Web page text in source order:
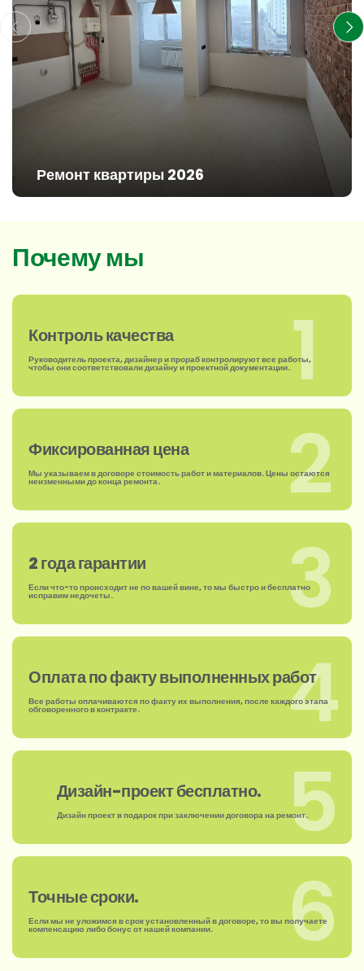
Ремонт квартиры 2026
Почему мы
1
Контроль качества
Руководитель проекта, дизайнер и прораб контролируют все работы,
чтобы они соответствовали дизайну и проектной документации.
2
Фиксированная цена
Мы указываем в договоре стоимость работ и материалов. Цены остаются
неизменными до конца ремонта.
3
2 года гарантии
Если что-то происходит не по вашей вине, то мы быстро и бесплатно
исправим недочеты.
4
Оплата по факту выполненных работ
Все работы оплачиваются по факту их выполнения, после каждого этапа
обговоренного в контракте.
5
Дизайн-проект бесплатно.
Дизайн проект в подарок при заключении договора на ремонт.
6
Точные сроки.
Если мы не уложимся в срок установленный в договоре, то вы получаете
компенсацию либо бонус от нашей компании.